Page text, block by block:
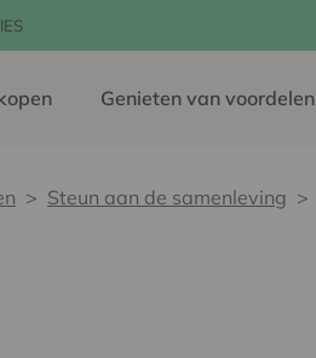
Genieten van voordelen
Steun aan de samenleving